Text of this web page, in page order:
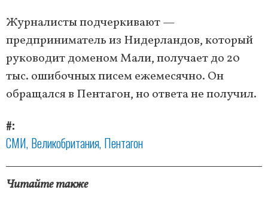
Журналисты подчеркивают —
предприниматель из Нидерландов, который
руководит доменом Мали, получает до 20
тыс. ошибочных писем ежемесячно. Он
обращался в Пентагон, но ответа не получил.
#
СМИ Великобритания Пентагон
Читайте также